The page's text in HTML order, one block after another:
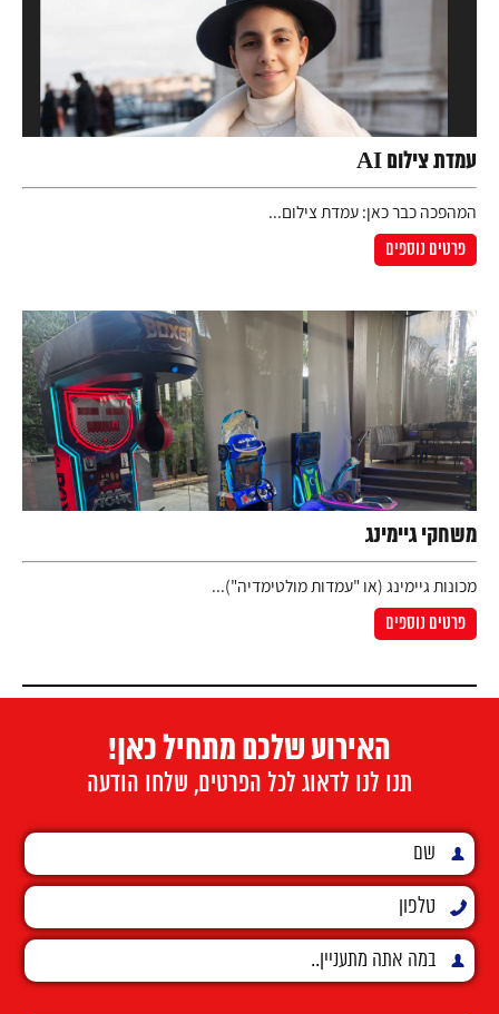
עמדת צילום AI
המהפכה כבר כאן: עמדת צילום...
פרטים נוספים
משחקי גיימינג
מכונות גיימינג (או "עמדות מולטימדיה")...
פרטים נוספים
האירוע שלכם מתחיל כאן!
תנו לנו לדאוג לכל הפרטים, שלחו הודעה